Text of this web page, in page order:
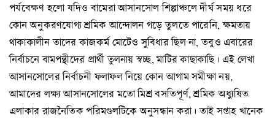
পর্যবেক্ষণ হলো যদিও বামেরা আসানসোল শিল্পাঞ্চলে দীর্ঘ সময় ধরে
কোন অনুকরণযোগ্য শ্রমিক আন্দোলন গড়ে তুলতে পারেনি, ক্ষমতায়
থাকাকালীন তাদের কাজকর্ম মোটেও সুবিধার ছিল না, তবুও এবারের
নির্বাচনে বামপন্থীদের প্রার্থী তুলনায় স্বচ্ছ, মাটির কাছাকাছি। এই লেখা
আসানসোলের নির্বাচনী ফলাফল নিয়ে কোন আগাম সমীক্ষা নয়,
আমাদের লক্ষ্য আসানসোলের মতো মিশ্র বসতিপূর্ণ, শ্রমিক অধ্যুষিত
এলাকার রাজনৈতিক পরিমণ্ডলটিকে অনুসন্ধান করা। তাই সপ্তাহ খানেক